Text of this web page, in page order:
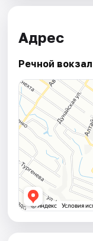
Адрес
Речной вокзал